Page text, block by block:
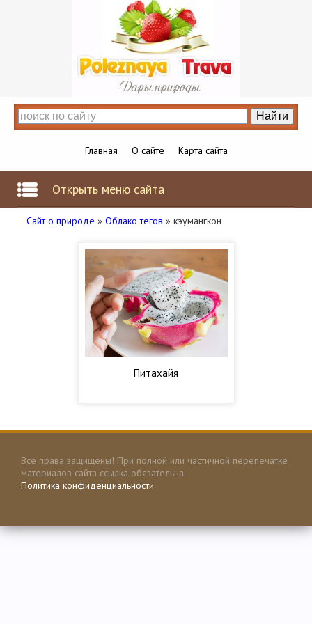
Главная О сайте Карта сайта
Открыть меню сайта
Сайт о природе » Облако тегов » кэумангкон
Питахайя
Все права защищены! При полной или частичной перепечатке
материалов сайта ссылка обязательна.
Политика конфиденциальности